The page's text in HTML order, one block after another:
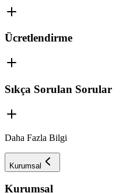
Ücretlendirme
Sıkça Sorulan Sorular
Daha Fazla Bilgi
Kurumsal
Kurumsal